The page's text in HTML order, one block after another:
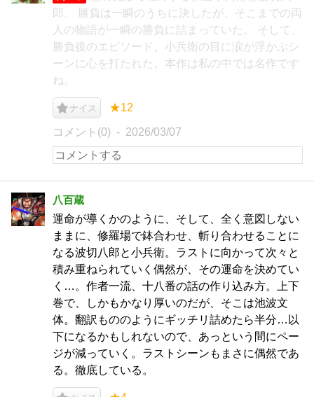
郎。 勝負は一瞬のうちに決したが、そこまでの両
人の物語が一瞬の勝負に詰まっていた。 そして、
勝負後のエピソード。小兵衛の目に涙が浮かぶシ
ーンに心を打たれた。本作は私の中では名作です
ね。
ナイス ★12
コメント(0) 2026/03/07
八百蔵
運命が導くかのように、そして、全く意図しない
ままに、修羅場で鉢合わせ、斬り合わせることに
なる波切八郎と小兵衛。ラストに向かって次々と
積み重ねられていく偶然が、その運命を決めてい
く…。作者一流、十八番の話の作り込み方。上下
巻で、しかもかなり厚いのだが、そこは池波文
体。翻訳もののようにギッチリ詰めたら半分…以
下になるかもしれないので、あっという間にペー
ジが減っていく。ラストシーンもまさに偶然であ
る。徹底している。